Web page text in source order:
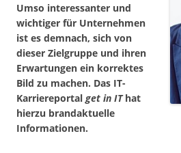
Umso interessanter und
wichtiger für Unternehmen
ist es demnach, sich von
dieser Zielgruppe und ihren
Erwartungen ein korrektes
Bild zu machen. Das IT-
Karriereportal get in IThat
hierzu brandaktuelle
Informationen.